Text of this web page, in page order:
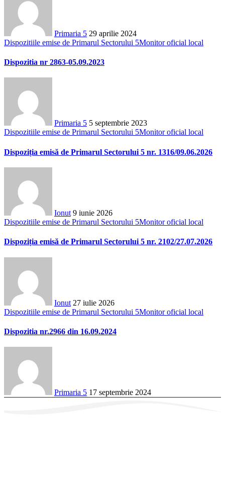
Primaria 5 29 aprilie 2024
Dispozitiile emise de Primarul Sectorului 5Monitor oficial local
Dispozitia nr 2863-05.09.2023
Primaria 5 5 septembrie 2023
Dispozitiile emise de Primarul Sectorului 5Monitor oficial local
Dispoziția emisă de Primarul Sectorului 5 nr. 1316/09.06.2026
Ionut 9 iunie 2026
Dispozitiile emise de Primarul Sectorului 5Monitor oficial local
Dispoziția emisă de Primarul Sectorului 5 nr. 2102/27.07.2026
Ionut 27 iulie 2026
Dispozitiile emise de Primarul Sectorului 5Monitor oficial local
Dispozitia nr.2966 din 16.09.2024
Primaria 5 17 septembrie 2024